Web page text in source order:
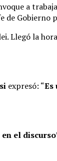
a
de Gobierno
Llegó la
expresó: “Es
el discurso